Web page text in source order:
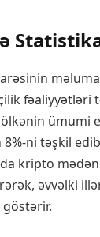
fəaliyyətləri
ölkənin ümumi
8%-ni təşkil
kripto
əvvəlki
göstərir.